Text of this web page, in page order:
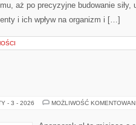
aż po precyzyjne budowanie
i ich wpływ na organizm i […]
- 3 - 2026 MOŻLIWOŚĆ